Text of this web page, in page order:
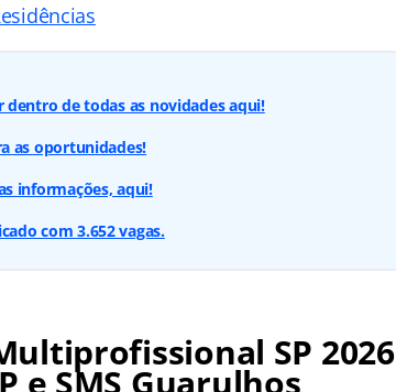
dentro de todas as novidades aqui!
as oportunidades!
informações, aqui!
com 3.652 vagas.
SP
e SMS Guarulhos